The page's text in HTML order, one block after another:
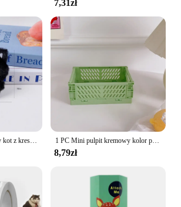
The compact design allows for
between exercises, making it
interval training (HIIT) or
The set is also easy to
that it remains in top condition
7,31zł
Śliczny pluszowy czarny kot z kreskówek brelok do kluczy moda zabawny brelok do kluczyków samochodowych nowość kreatywna dekoracja plecaka akcesoria prezenty 1 PC Mini pulpit kremowy kolor plastikowy składany stacjonarny organizer na długopis ołówek taśma maskująca zabawka mała rzecz do przechowywania
8,79zł